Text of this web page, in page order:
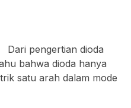
Dari pengertian dioda
bahwa dioda hanya
satu arah dalam mode